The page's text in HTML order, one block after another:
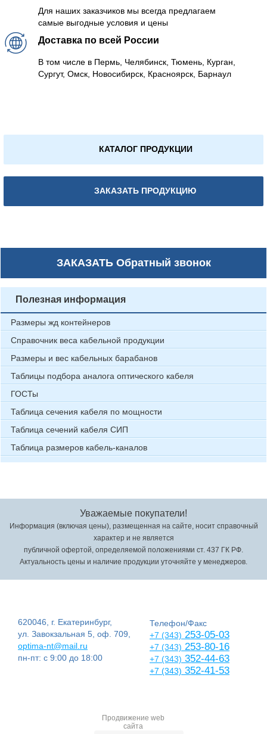
Для наших заказчиков мы всегда предлагаем
самые выгодные условия и цены
Доставка по всей России
В том числе в Пермь, Челябинск, Тюмень, Курган,
Сургут, Омск, Новосибирск, Красноярск, Барнаул
КАТАЛОГ ПРОДУКЦИИ
ЗАКАЗАТЬ ПРОДУКЦИЮ
ЗАКАЗАТЬОбратный звонок
Полезная информация
Размеры жд контейнеров
Справочник веса кабельной продукции
Размеры и вес кабельных барабанов
Таблицы подбора аналога оптического кабеля
ГОСТы
Таблица сечения кабеля по мощности
Таблица сечений кабеля СИП
Таблица размеров кабель-каналов
Уважаемые покупатели!
Информация (включая цены), размещенная на сайте, носит справочный
характер и не является
публичной офертой, определяемой положениями ст. 437 ГК РФ.
Актуальность цены и наличие продукции уточняйте у менеджеров.
620046, г. Екатеринбург,
ул. Завокзальная 5, оф. 709,
optima-nt@mail.ru
пн-пт: с 9:00 до 18:00
Телефон/Факс
+7 (343) 253-05-03
+7 (343) 253-80-16
+7 (343) 352-44-63
+7 (343) 352-41-53
Продвижение web
сайта